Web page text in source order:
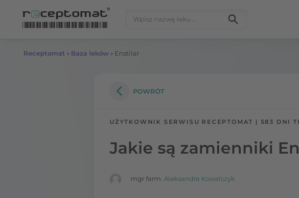
Receptomat » Baza leków » Enstilar
POWRÓT
UŻYTKOWNIK SERWISU RECEPTOMAT | 583 DNI
Jakie są zamienniki
mgr farm. Aleksandra Kowalczyk